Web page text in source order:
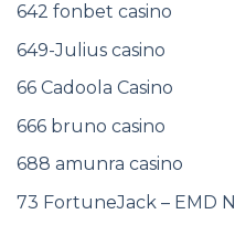
642 fonbet casino
649-Julius casino
66 Cadoola Casino
666 bruno casino
688 amunra casino
73 FortuneJack – EMD N